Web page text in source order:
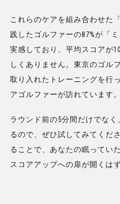
これらのケアを組み合わせた
践したゴルファーの87%が「
実感しており、平均スコアが
しくありません。東京のゴル
取り入れたトレーニングを行
アゴルファーが訪れています。
ラウンド前の5分間だけでな
るので、ぜひ試してみてくだ
ることで、あなたの眠ってい
スコアアップへの扉が開くはず